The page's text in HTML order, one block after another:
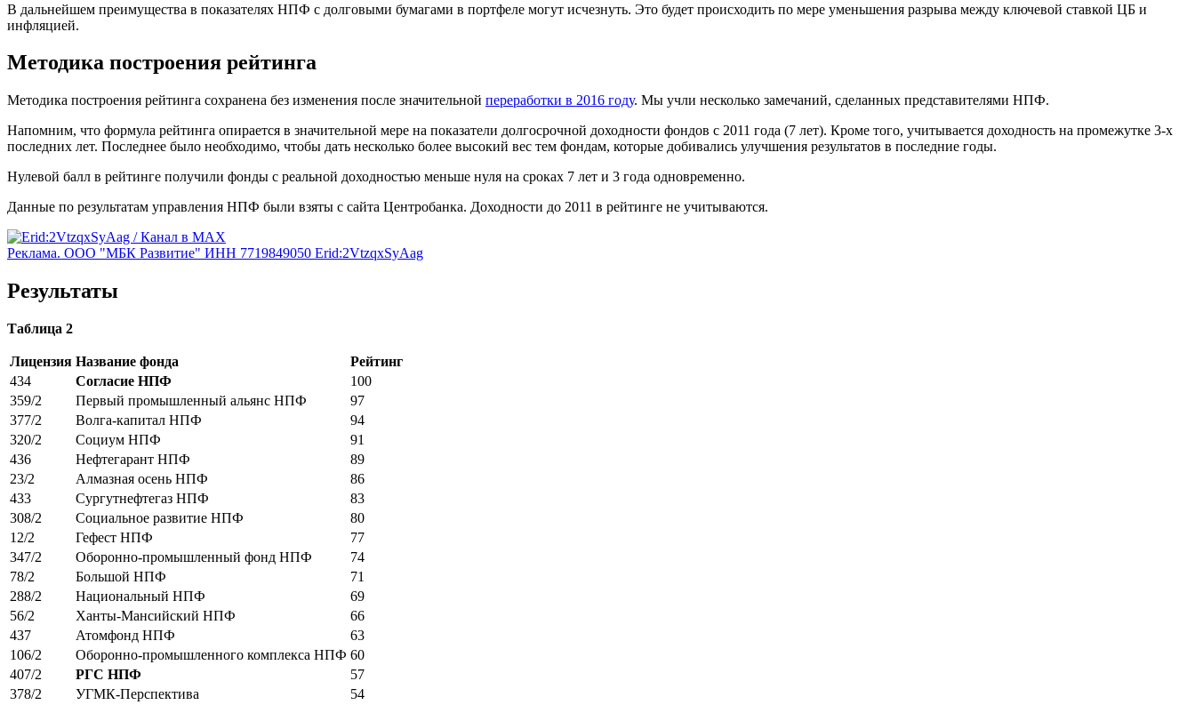
В дальнейшем преимущества в показателях НПФ с долговыми бумагами в портфеле могут исчезнуть. Это будет происходить по мере уменьшения разрыва между ключевой ставкой ЦБ и
инфляцией.
Методика построения рейтинга
Методика построения рейтинга сохранена без изменения после значительной переработки в 2016 году. Мы учли несколько замечаний, сделанных представителями НПФ.
Напомним, что формула рейтинга опирается в значительной мере на показатели долгосрочной доходности фондов с 2011 года (7 лет). Кроме того, учитывается доходность на промежутке 3-х
последних лет. Последнее было необходимо, чтобы дать несколько более высокий вес тем фондам, которые добивались улучшения результатов в последние годы.
Нулевой балл в рейтинге получили фонды с реальной доходностью меньше нуля на сроках 7 лет и 3 года одновременно.
Данные по результатам управления НПФ были взяты с сайта Центробанка. Доходности до 2011 в рейтинге не учитываются.
Реклама. ООО "МБК Развитие" ИНН 7719849050 Erid:2VtzqxSyAag
Результаты
Таблица 2
Лицензия Название фонда
Рейтинг
434
Согласие НПФ
100
359/2
Первый промышленный альянс НПФ
97
377/2
Волга-капитал НПФ
94
320/2
Социум НПФ
91
436
Нефтегарант НПФ
89
23/2
Алмазная осень НПФ
86
433
Сургутнефтегаз НПФ
83
308/2
Социальное развитие НПФ
80
12/2
Гефест НПФ
77
347/2
Оборонно-промышленный фонд НПФ
74
78/2
Большой НПФ
71
288/2
Национальный НПФ
69
56/2
Ханты-Мансийский НПФ
66
437
Атомфонд НПФ
63
106/2
Оборонно-промышленного комплекса НПФ 60
407/2
РГС НПФ
57
378/2
УГМК-Перспектива
54